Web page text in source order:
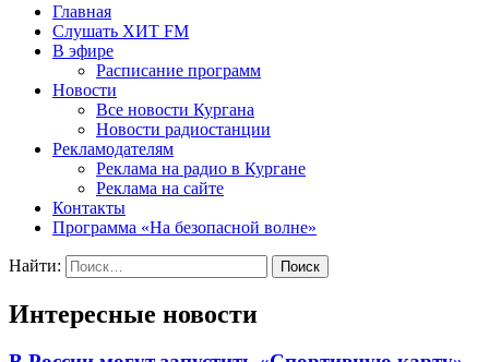
Главная
Слушать ХИТ FM
В эфире
Расписание программ
Новости
Все новости Кургана
Новости радиостанции
Рекламодателям
Реклама на радио в Кургане
Реклама на сайте
Контакты
Программа «На безопасной волне»
Найти:
Интересные новости